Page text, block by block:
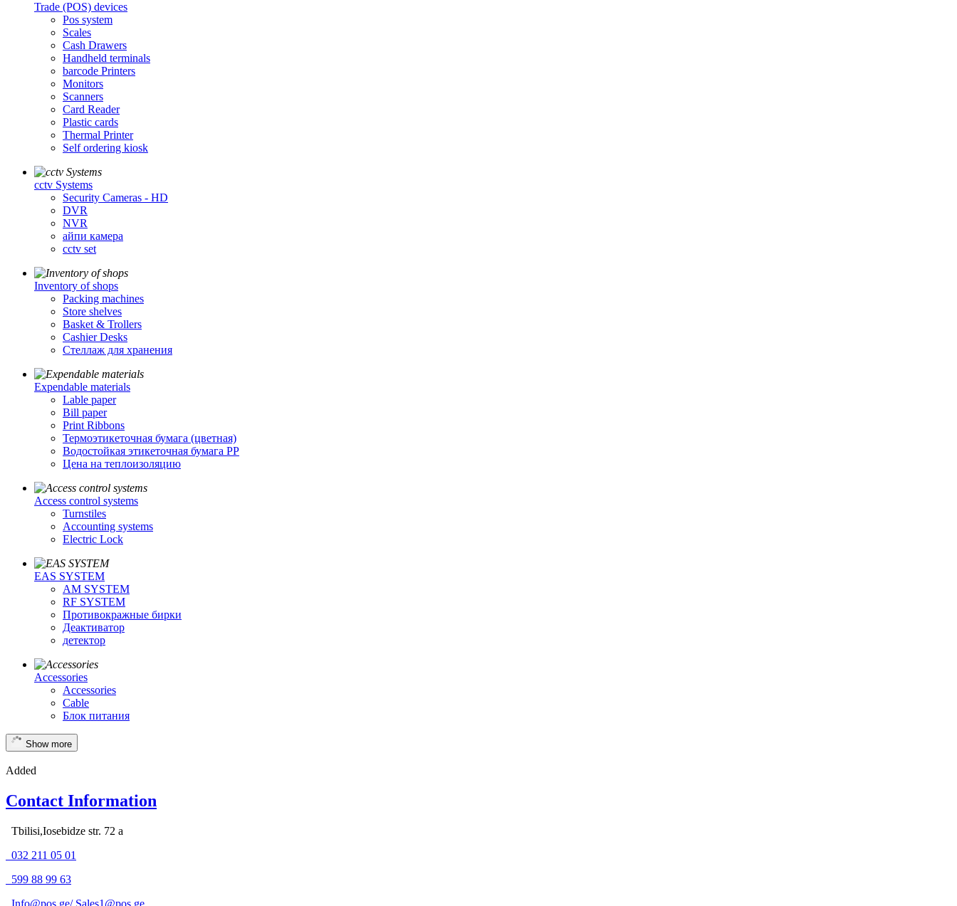
Trade (POS) devices
Pos system
Scales
Cash Drawers
Handheld terminals
barcode Printers
Monitors
Scanners
Card Reader
Plastic cards
Thermal Printer
Self ordering kiosk
cctv Systems
Security Cameras - HD
DVR
NVR
айпи камера
cctv set
Inventory of shops
Packing machines
Store shelves
Basket & Trollers
Cashier Desks
Стеллаж для хранения
Expendable materials
Lable paper
Bill paper
Print Ribbons
Термоэтикеточная бумага (цветная)
Водостойкая этикеточная бумага PP
Цена на теплоизоляцию
Access control systems
Turnstiles
Accounting systems
Electric Lock
EAS SYSTEM
AM SYSTEM
RF SYSTEM
Противокражные бирки
Деактиватор
детектор
Accessories
Accessories
Cable
Блок питания
Show more
Added
Contact Information
Tbilisi,Iosebidze str. 72 a
032 211 05 01
599 88 99 63